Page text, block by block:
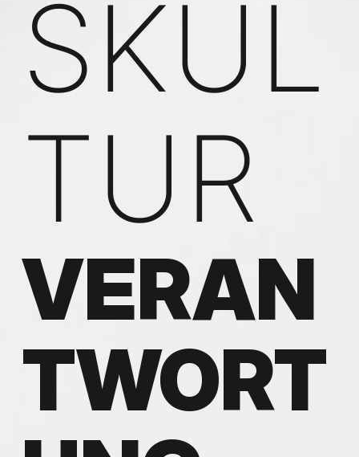
SKUL
TUR
VERAN
TWORT